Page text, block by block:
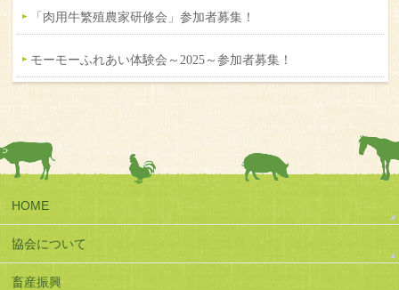
「肉用牛繁殖農家研修会」参加者募集！
モーモーふれあい体験会～2025～参加者募集！
HOME
協会について
畜産振興